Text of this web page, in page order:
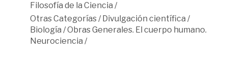
Filosofía de la Ciencia /
Otras Categorías/ Divulgación científica /
Biología /Obras Generales. El cuerpo humano.
Neurociencia /